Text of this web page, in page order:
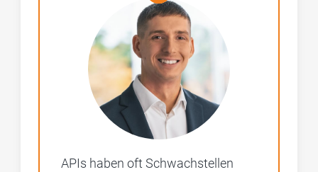
APIs haben oft Schwachstellen